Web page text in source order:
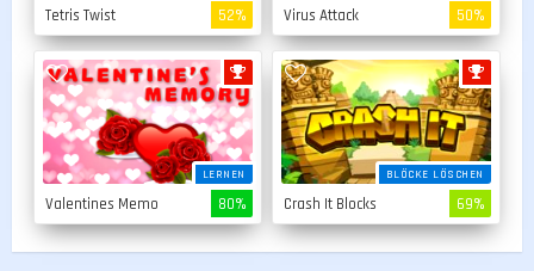
Tetris Twist 52% Virus Attack 50%
LERNEN
Valentines Memo 80%
BLÖCKE LÖSCHEN
Crash It Blocks 69%